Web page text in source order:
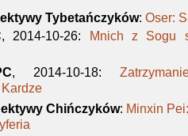
Tybetańczyków:Oser:
, 2014-10-26: Mnich z Sogu
, 2014-10-18:
Chińczyków: Minxin